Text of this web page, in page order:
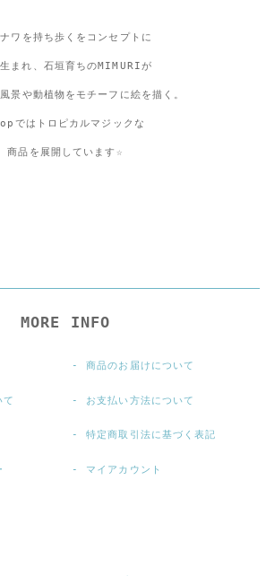
ワを持ち歩くをコンセプトに
まれ、石垣育ちのMIMURIが
景や動植物をモチーフに絵を描く。
ではトロピカルマジックな
商品を展開しています☆
MORE INFO
商品のお届けについて
て お支払い方法について
特定商取引法に基づく表記
マイアカウント